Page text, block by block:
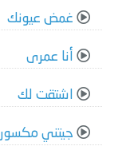
غمض عيونك
أنا عمرى
اشتقت لك
جيتني مكسور